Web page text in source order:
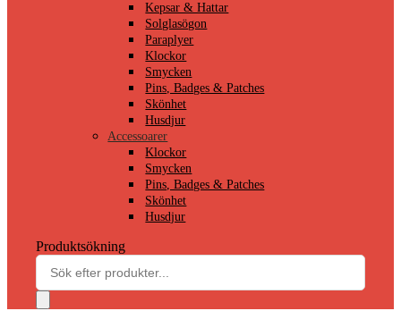
Kepsar & Hattar
Solglasögon
Paraplyer
Klockor
Smycken
Pins, Badges & Patches
Skönhet
Husdjur
Accessoarer
Klockor
Smycken
Pins, Badges & Patches
Skönhet
Husdjur
Produktsökning